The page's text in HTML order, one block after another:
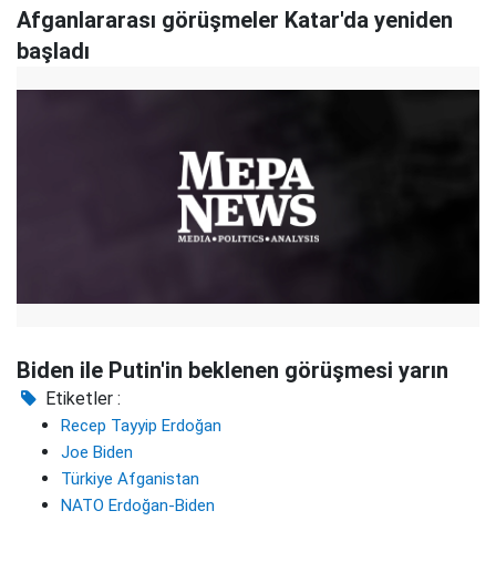
Afganlararası görüşmeler Katar'da yeniden
başladı
Biden ile Putin'in beklenen görüşmesi yarın
Etiketler :
Recep Tayyip Erdoğan
Joe Biden
Türkiye Afganistan
NATO Erdoğan-Biden